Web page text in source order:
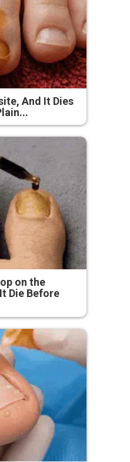
And It Dies
on the
Die Before